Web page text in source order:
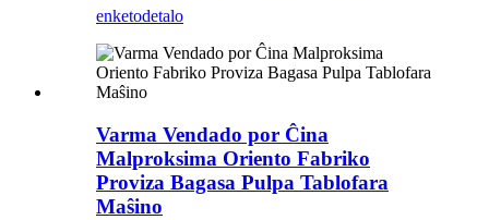
enketodetalo
Varma Vendado por Ĉina
Malproksima Oriento Fabriko
Proviza Bagasa Pulpa Tablofara
Maŝino